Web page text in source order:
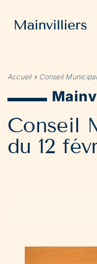
contenu
Accueil» Conseil
Conseil
du 12